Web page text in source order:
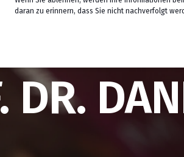
daran zu erinnern, dass Sie nicht nachverfolgt
DR.